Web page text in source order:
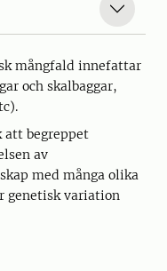
mångfald innefattar
och skalbaggar,
att begreppet
av
med många olika
genetisk variation